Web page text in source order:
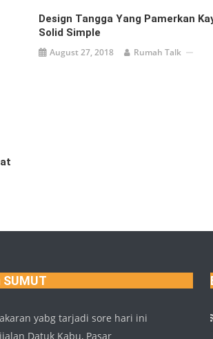
Design Tangga Yang Pamerkan
Solid Simple
August 27, 2018 Rumah Talk
yabg tarjadi sore hari ini
Datuk Kabu, Pasar